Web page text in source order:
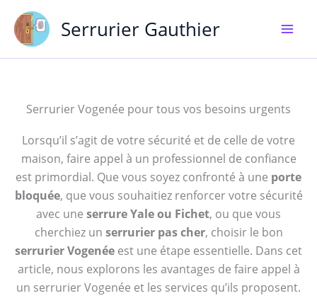
contenu
Serrurier Gauthier
Serrurier Vogenée pour tous vos besoins urgents
Lorsqu’il s’agit de votre sécurité et de celle de votre
maison, faire appel à un professionnel de confiance
est primordial. Que vous soyez confronté à une porte
bloquée, que vous souhaitiez renforcer votre sécurité
avec une serrure Yale ou Fichet, ou que vous
cherchiez un serrurier pas cher, choisir le bon
serrurier Vogenée est une étape essentielle. Dans cet
article, nous explorons les avantages de faire appel à
un serrurier Vogenée et les services qu’ils proposent.